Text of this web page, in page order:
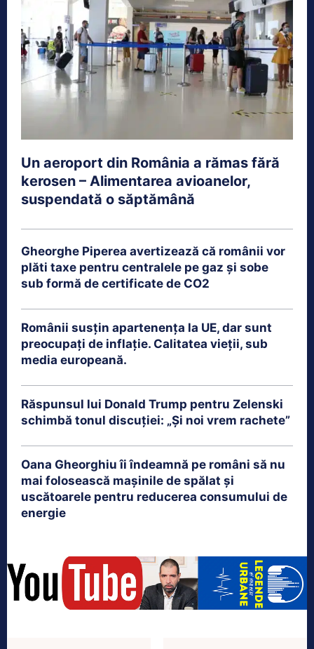
Un aeroport din România a rămas fără
kerosen – Alimentarea avioanelor,
suspendată o săptămână
Gheorghe Piperea avertizează că românii vor
plăti taxe pentru centralele pe gaz și sobe
sub formă de certificate de CO2
Românii susțin apartenența la UE, dar sunt
preocupați de inflație. Calitatea vieții, sub
media europeană.
Răspunsul lui Donald Trump pentru Zelenski
schimbă tonul discuției: „Și noi vrem rachete”
Oana Gheorghiu îi îndeamnă pe români să nu
mai folosească mașinile de spălat și
uscătoarele pentru reducerea consumului de
energie